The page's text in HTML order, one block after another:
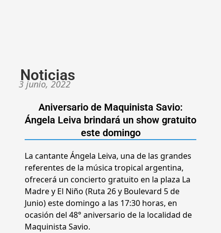
Noticias
3 junio, 2022
Aniversario de Maquinista Savio:
Ángela Leiva brindará un show gratuito
este domingo
La cantante Ángela Leiva, una de las grandes
referentes de la música tropical argentina,
ofrecerá un concierto gratuito en la plaza La
Madre y El Niño (Ruta 26 y Boulevard 5 de
Junio) este domingo a las 17:30 horas, en
ocasión del 48° aniversario de la localidad de
Maquinista Savio.